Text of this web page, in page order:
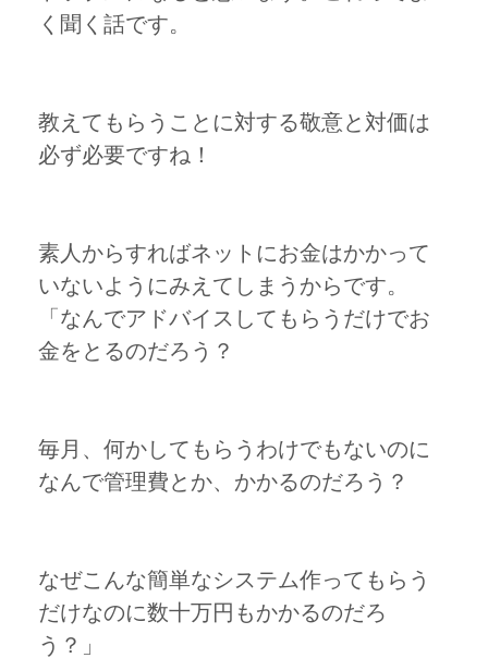
く聞く話です。
教えてもらうことに対する敬意と対価は
必ず必要ですね！
素人からすればネットにお金はかかって
いないようにみえてしまうからです。
「なんでアドバイスしてもらうだけでお
金をとるのだろう？
毎月、何かしてもらうわけでもないのに
なんで管理費とか、かかるのだろう？
なぜこんな簡単なシステム作ってもらう
だけなのに数十万円もかかるのだろ
う？」